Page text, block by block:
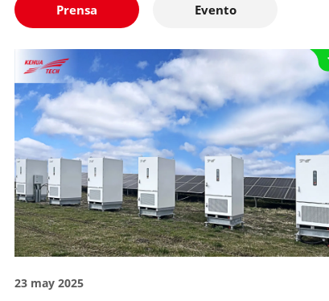
Prensa Evento
23 may 2025